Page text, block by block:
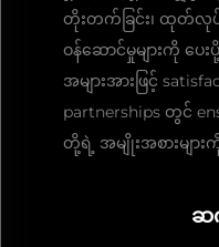
တိုးတက်ခြင်း၊ ထုတ်လုပ်ခ
ဝန်ဆောင်မှုများကို ပေ
အများအားဖြင့်
partnerships တွင်
တို့ရဲ့ အမျိုးအစားမျာ
ဆ